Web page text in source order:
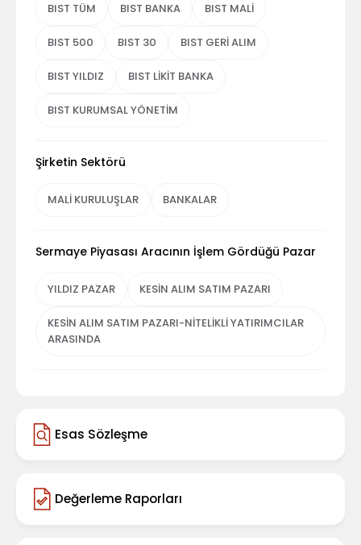
BIST TÜM BIST BANKA BIST MALİ
BIST 500 BIST 30 BIST GERİ ALIM
BIST YILDIZ BIST LİKİT BANKA
BIST KURUMSAL YÖNETİM
Şirketin Sektörü
MALİ KURULUŞLAR BANKALAR
Sermaye Piyasası Aracının İşlem Gördüğü Pazar
YILDIZ PAZAR KESİN ALIM SATIM PAZARI
KESİN ALIM SATIM PAZARI-NİTELİKLİ YATIRIMCILAR
ARASINDA
Esas Sözleşme
Değerleme Raporları